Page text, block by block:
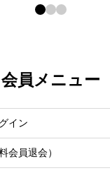
会員メニュー
イン
会員退会）